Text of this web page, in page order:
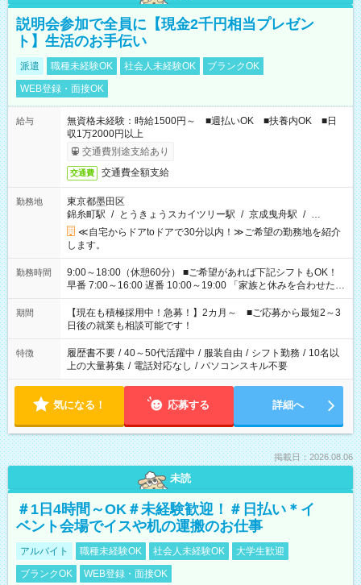
説明会参加で全員に【現金2千円相当プレゼン
ト】生活のお手伝い
派遣 職種未経験OK 社会人未経験OK
ブランクOK
WEB登録・面接OK
給与
無資格未経験：時給1500円～ ■週払いOK ■扶養内OK ■日
収1万2000円以上
交通費別途支給あり
交通費 交通費全額支給
勤務地
東京都墨田区
錦糸町駅 / とうきょうスカイツリー駅 / 京成曳舟駅 / …
≪自宅からドアtoドアで30分以内！≫ご希望の勤務地を紹介
します。
勤務時間
9:00～18:00（休憩60分） ■ご希望があれば下記シフトもOK！
早番 7:00～16:00 遅番 10:00～19:00 「家族と休みを合わせた
い」 「余裕を持って夕飯の準備がしたい」 「できれば残業はし
たくない」 など、ご希望を教えてくださいね。 ※Wワーク希望
の方へ 今ご覧のお仕事で希望する勤務時間と、もう1つのお仕事
の勤務時間。 合計で週40時間を超える場合は応募できません。
期間
【現在も積極採用中！急募！】2カ月～ ■ご応募から最短2～3
日後の就業も相談可能です！
特徴 履歴書不要 / 40～50代活躍中 / 服装自由 / シフト勤務 / 10名以
上の大量募集 / 電話対応なし / パソコンスキル不要
気になる！ 応募する 詳細へ
掲載日：2026.08.06
未読
＃1日4時間～OK＃未経験歓迎！＃日払い＊イ
ベント会場でイスや机の運搬のお仕事
アルバイト 職種未経験OK 社会人未経験OK
大学生歓迎
ブランクOK
WEB登録・面接OK